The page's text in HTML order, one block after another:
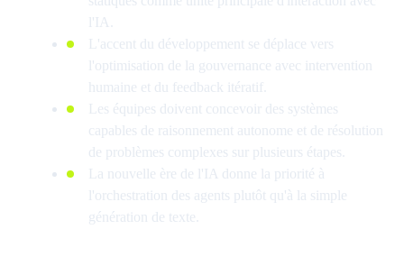
l'IA.
L'accent du développement se déplace vers
l'optimisation de la gouvernance avec intervention
humaine et du feedback itératif.
Les équipes doivent concevoir des systèmes
capables de raisonnement autonome et de résolution
de problèmes complexes sur plusieurs étapes.
La nouvelle ère de l'IA donne la priorité à
l'orchestration des agents plutôt qu'à la simple
génération de texte.